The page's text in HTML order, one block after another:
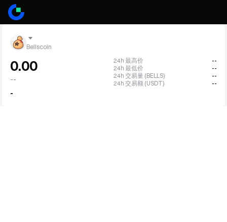
Bellscoin
0.00
--
-
24h 最高价
--
24h 最低价
--
24h 交易量 (BELLS)
--
24h 交易额 (USDT)
--